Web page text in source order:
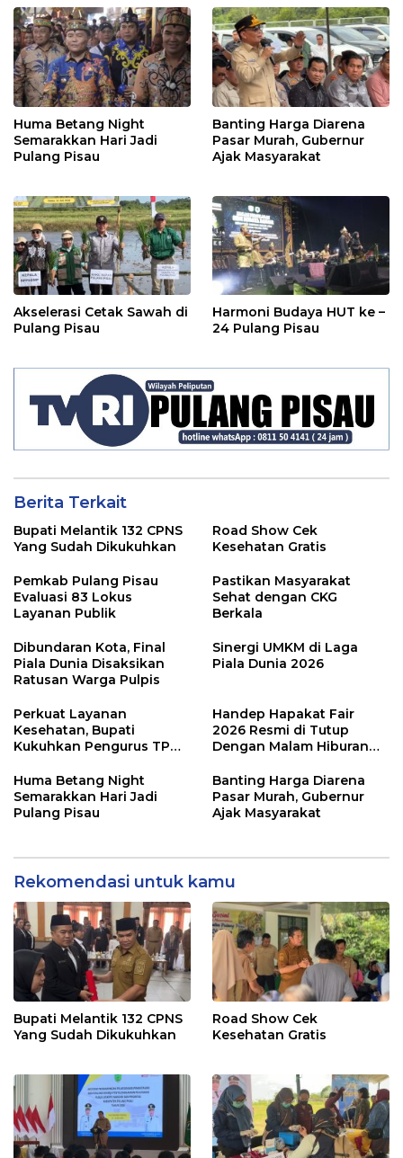
Huma Betang Night
Semarakkan Hari Jadi
Pulang Pisau
Banting Harga Diarena
Pasar Murah, Gubernur
Ajak Masyarakat
Akselerasi Cetak Sawah di
Pulang Pisau
Harmoni Budaya HUT ke –
24 Pulang Pisau
Berita Terkait
Bupati Melantik 132 CPNS
Yang Sudah Dikukuhkan
Road Show Cek
Kesehatan Gratis
Pemkab Pulang Pisau
Evaluasi 83 Lokus
Layanan Publik
Pastikan Masyarakat
Sehat dengan CKG
Berkala
Dibundaran Kota, Final
Piala Dunia Disaksikan
Ratusan Warga Pulpis
Sinergi UMKM di Laga
Piala Dunia 2026
Perkuat Layanan
Kesehatan, Bupati
Kukuhkan Pengurus TP
Handep Hapakat Fair
2026 Resmi di Tutup
Dengan Malam Hiburan
Huma Betang Night
Semarakkan Hari Jadi
Pulang Pisau
Banting Harga Diarena
Pasar Murah, Gubernur
Ajak Masyarakat
Rekomendasi untuk kamu
Bupati Melantik 132 CPNS
Yang Sudah Dikukuhkan
Road Show Cek
Kesehatan Gratis